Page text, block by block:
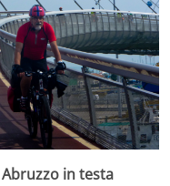
in testa